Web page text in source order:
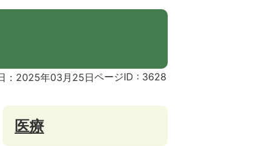
：2025年03月25日ページID : 3628
医療